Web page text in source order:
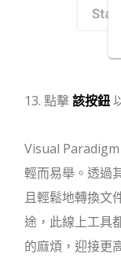
點擊該按鈕
Visual
輕而易舉。透過
且輕鬆地轉換文
途，此線上工具
的麻煩，迎接更